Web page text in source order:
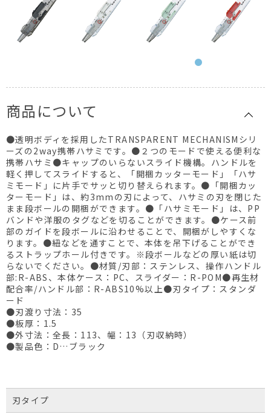
商品について
●透明ボディを採用したTRANSPARENT MECHANISMシリ
ーズの2way携帯ハサミです。●２つのモードで使える便利な
携帯ハサミ●キャップのいらないスライド機構。ハンドルを
軽く押してスライドすると、「開梱カッターモード」「ハサ
ミモード」に片手でサッと切り替えられます。●「開梱カッ
ターモード」は、約3mmの刃によって、ハサミの刃を閉じた
まま段ボールの開梱ができます。●「ハサミモード」は、PP
バンドや洋服のタグなどを切ることができます。●ケース前
部のガイドを段ボールに沿わせることで、開梱がしやすくな
ります。●紐などを通すことで、本体を吊下げることができ
るストラップホール付きです。※段ボールなどの厚い紙は切
らないでください。●材質/刃部：ステンレス、操作ハンドル
部:R-ABS、本体ケース：PC、スライダー：R-POM●再生材
配合率/ハンドル部：R-ABS10%以上●刃タイプ：スタンダ
ード
●刃渡り寸法：35
●板厚：1.5
●外寸法：全長：113、幅：13（刃収納時）
●製品色：D…ブラック
刃タイプ